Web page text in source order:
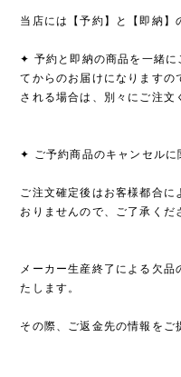
当店には【予約】と【即納】
✦ 予約と即納の商品を一緒に
てからのお届けになりますの
される場合は、別々にご注文
✦ ご予約商品のキャンセルに
ご注文確定後はお客様都合に
おりませんので、ご了承くだ
メーカー生産終了による欠
たします。
その際、ご返金先の情報をご